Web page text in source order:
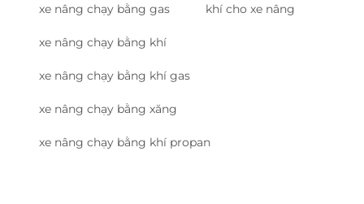
xe nâng chạy bằng gas khí cho xe nâng
xe nâng chạy bằng khí
xe nâng chạy bằng khí gas
xe nâng chạy bằng xăng
xe nâng chạy bằng khí propan